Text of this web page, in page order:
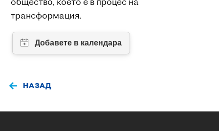
трансформация.
НАЗАД